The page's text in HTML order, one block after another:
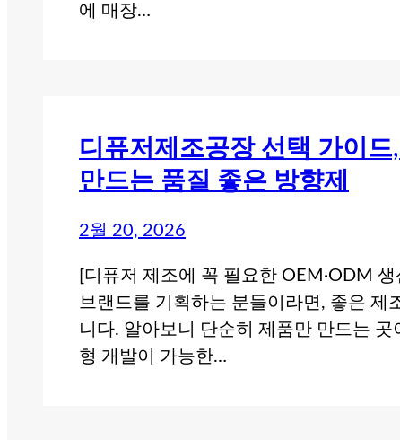
에 매장…
디퓨저제조공장 선택 가이드
만드는 품질 좋은 방향제
2월 20, 2026
[디퓨저 제조에 꼭 필요한 OEM·ODM
브랜드를 기획하는 분들이라면, 좋은 제
니다. 알아보니 단순히 제품만 만드는
형 개발이 가능한…